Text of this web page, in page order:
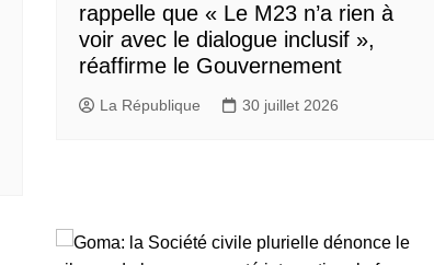
rappelle que « Le M23 n’a rien à
voir avec le dialogue inclusif »,
réaffirme le Gouvernement
La République 30 juillet 2026